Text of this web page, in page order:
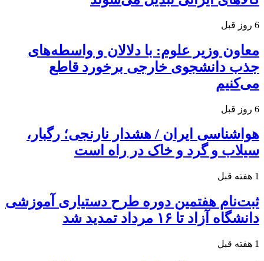
6 روز قبل
معاون وزیر علوم: با دلالان و واسطه‌های
جذب دانشجوی خارجی برخورد قاطع
می‌کنیم
6 روز قبل
هواشناسی ایران / هشدار نارنجی؛ رگبار،
سیلاب و گرد و خاک در راه است
1 هفته قبل
ثبت‌نام هفتمین دوره طرح دستیاری آموزشی
دانشگاه آزاد تا ۱۶ مرداد تمدید شد
1 هفته قبل